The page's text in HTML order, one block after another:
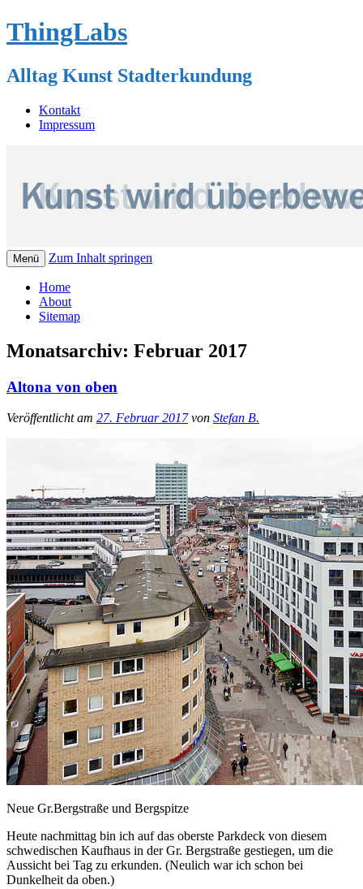
ThingLabs
Alltag Kunst Stadterkundung
Kontakt
Impressum
Menü Zum Inhalt springen
Home
About
Sitemap
Monatsarchiv: Februar 2017
Altona von oben
Veröffentlicht am 27. Februar 2017 von Stefan B.
Neue Gr.Bergstraße und Bergspitze
Heute nachmittag bin ich auf das oberste Parkdeck von diesem
schwedischen Kaufhaus in der Gr. Bergstraße gestiegen, um die
Aussicht bei Tag zu erkunden. (Neulich war ich schon bei
Dunkelheit da oben.)